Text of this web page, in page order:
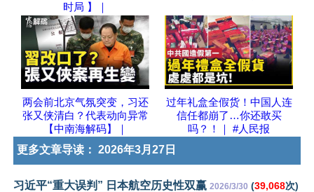
时局 】｜
两会前北京气氛突变，习还
张又侠清白？代表动向异常
【中南海解码】｜
过年礼盒全假货！中国人连
信任都崩了…你还敢买
吗？！｜ #人民报
更多文章导读： 2026年3月27日
习近平“重大误判” 日本航空历史性双赢 2026/3/30 (39,068次)